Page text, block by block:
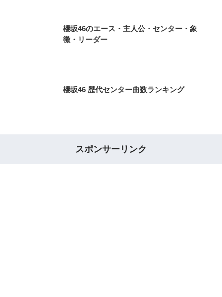
櫻坂46のエース・主人公・センター・象
徴・リーダー
櫻坂46 歴代センター曲数ランキング
スポンサーリンク